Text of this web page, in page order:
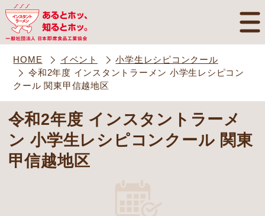
HOME イベント
小学生レシピコンクール
令和2年度 インスタントラーメン 小学生レシピコン
クール 関東甲信越地区
令和2年度 インスタントラーメ
ン 小学生レシピコンクール 関東
甲信越地区